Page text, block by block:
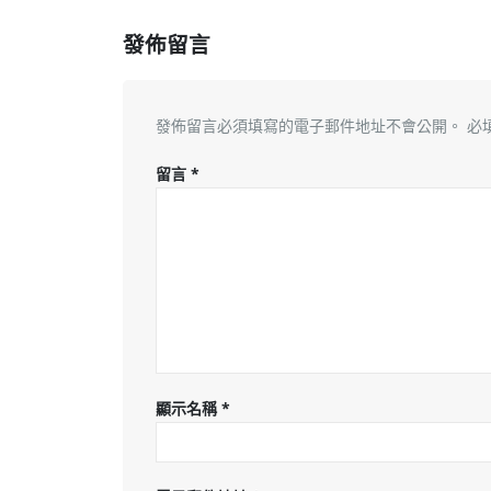
發佈留言
發佈留言必須填寫的電子郵件地址不會公開。 必
留言 *
顯示名稱*